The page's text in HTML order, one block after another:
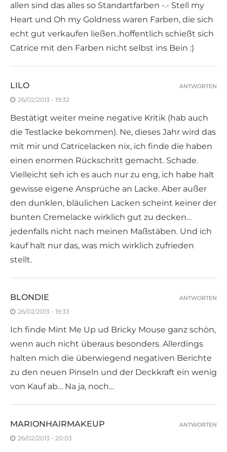
allen sind das alles so Standartfarben -.- Stell my
Heart und Oh my Goldness waren Farben, die sich
echt gut verkaufen ließen..hoffentlich schießt sich
Catrice mit den Farben nicht selbst ins Bein :)
LILO
26/02/2013 - 19:32
Bestätigt weiter meine negative Kritik (hab auch
die Testlacke bekommen). Ne, dieses Jahr wird das
mit mir und Catricelacken nix, ich finde die haben
einen enormen Rückschritt gemacht. Schade.
Vielleicht seh ich es auch nur zu eng, ich habe halt
gewisse eigene Ansprüche an Lacke. Aber außer
den dunklen, bläulichen Lacken scheint keiner der
bunten Cremelacke wirklich gut zu decken…
jedenfalls nicht nach meinen Maßstäben. Und ich
kauf halt nur das, was mich wirklich zufrieden
stellt.
ANTWORTEN
BLONDIE
26/02/2013 - 19:33
Ich finde Mint Me Up ud Bricky Mouse ganz schön,
wenn auch nicht überaus besonders. Allerdings
halten mich die überwiegend negativen Berichte
zu den neuen Pinseln und der Deckkraft ein wenig
von Kauf ab… Na ja, noch…
ANTWORTEN
MARIONHAIRMAKEUP
26/02/2013 - 20:03
ANTWORTEN